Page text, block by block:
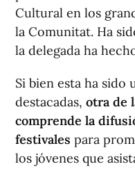
Cultural en los
la Comunitat. Ha
la delegada ha
Si bien esta ha sido
destacadas, otra de
comprende la
festivales para
los jóvenes que